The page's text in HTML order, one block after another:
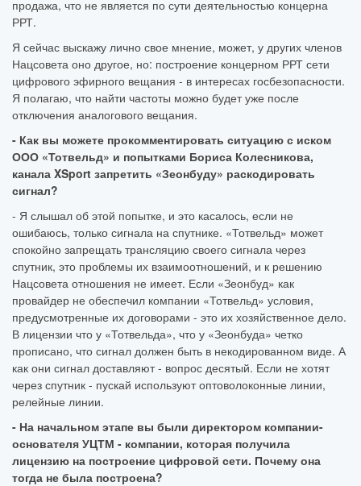
продажа, что не является по сути деятельностью концерна
РРТ.
Я сейчас выскажу лично свое мнение, может, у других членов
Нацсовета оно другое, но: построение концерном РРТ сети
цифрового эфирного вещания - в интересах госбезопасности.
Я полагаю, что найти частоты можно будет уже после
отключения аналогового вещания.
- Как вы можете прокомментировать ситуацию с иском
ООО «Тотвельд» и попытками Бориса Колесникова,
канала XSport запретить «Зеонбуду» раскодировать
сигнал?
- Я слышал об этой попытке, и это касалось, если не
ошибаюсь, только сигнала на спутнике. «Тотвельд» может
спокойно запрещать трансляцию своего сигнала через
спутник, это проблемы их взаимоотношений, и к решению
Нацсовета отношения не имеет. Если «Зеонбуд» как
провайдер не обеспечил компании «Тотвельд» условия,
предусмотренные их договорами - это их хозяйственное дело.
В лицензии что у «Тотвельда», что у «Зеонбуда» четко
прописано, что сигнал должен быть в некодированном виде. А
как они сигнал доставляют - вопрос десятый. Если не хотят
через спутник - пускай используют оптоволоконные линии,
релейные линии.
- На начальном этапе вы были директором компании-
основателя УЦТМ - компании, которая получила
лицензию на построение цифровой сети. Почему она
тогда не была построена?